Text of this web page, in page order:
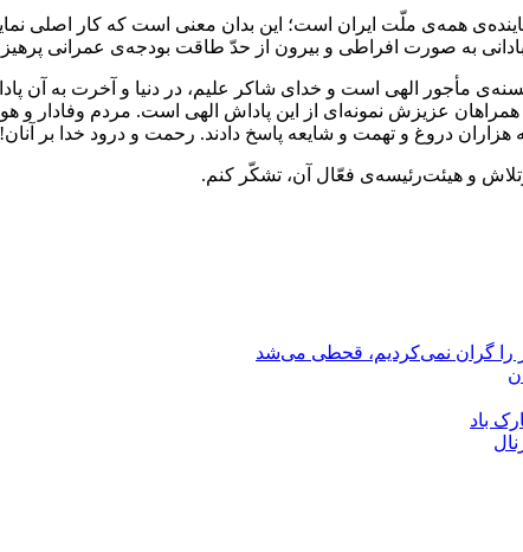
همه‌ی ملّت ایران است؛ این بدان معنی است که کار اصلی
به صورت افراطی و بیرون از حدّ طاقت بودجه‌ی عمرانی
مأجور الهی است و خدای شاکر علیم، در دنیا و آخرت به آن
عزیزش نمونه‌ای از این پاداش الهی است. مردم وفادار و
و هیئت‌رئیسه‌ی فعّال آن، تشکّر کنم.
را گران نمی‌کردیم، قحطی می‌شد
باد